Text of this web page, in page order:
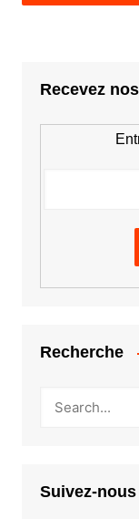
Recevez
Recherche
Suivez-